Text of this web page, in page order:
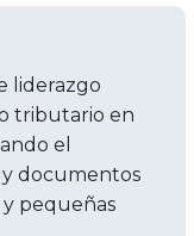
liderazgo
tributario en
el
documentos
y pequeñas